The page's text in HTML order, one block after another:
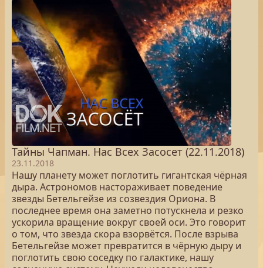
Тайны Чапман. Нас Всех Засосет (22.11.2018)
23.11.2018
Нашу планету может поглотить гигантская чёрная
дыра. Астрономов настораживает поведение
звезды Бетельгейзе из созвездия Ориона. В
последнее время она заметно потускнела и резко
ускорила вращение вокруг своей оси. Это говорит
о том, что звезда скора взорвётся. После взрыва
Бетельгейзе может превратится в чёрную дыру и
поглотить свою соседку по галактике, нашу